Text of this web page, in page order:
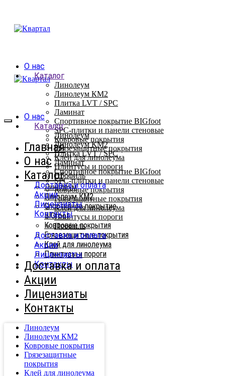
О нас
Каталог
Линолеум
Линолеум КМ2
Плитка LVT / SPC
Ламинат
Спортивное покрытие BIGfoot
SPC-плитки и панели стеновые
Ковровые покрытия
Грязезащитные покрытия
Клей для линолеума
Плинтусы и пороги
Профиль
Доставка и оплата
Акции
Лицензиаты
Контакты
О нас
Каталог
Линолеум
Линолеум КМ2
Плитка LVT / SPC
Ламинат
Спортивное покрытие BIGfoot
SPC-плитки и панели стеновые
Ковровые покрытия
Грязезащитные покрытия
Клей для линолеума
Плинтусы и пороги
Профиль
Доставка и оплата
Акции
Лицензиаты
Контакты
Главная
О нас
Каталог
Линолеум
Линолеум КМ2
Спортивное покрытие
BIGfoot
Ковровые покрытия
Грязезащитные покрытия
Клей для линолеума
Плинтусы и пороги
Доставка и оплата
Акции
Лицензиаты
Контакты
Линолеум
Линолеум КМ2
Ковровые покрытия
Грязезащитные
покрытия
Клей для линолеума